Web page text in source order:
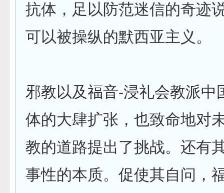
抗体，足以防范迷信的奇迹
可以被操纵的默西亚主义。
邪教以及福音-浸礼会教派中
体的大肆扩张，也致命地对
教的道路提出了挑战。还有
事性的本质。促使其自问，